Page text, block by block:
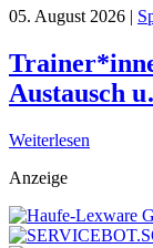
05. August 2026 |
Austausch
Weiterlesen
Anzeige